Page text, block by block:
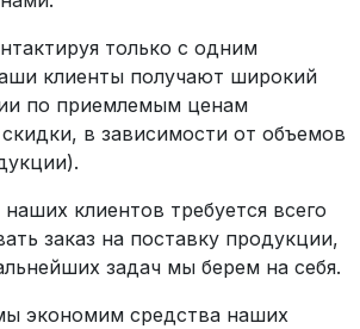
только с одним
клиенты получают широкий
по приемлемым ценам
в зависимости от объемов
клиентов требуется всего
заказ на поставку продукции,
задач мы берем на себя.
экономим средства наших